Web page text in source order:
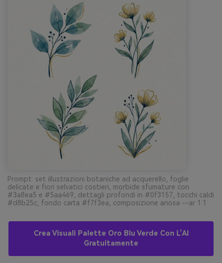
Prompt: set illustrazioni botaniche ad acquerello, foglie
delicate e fiori selvatici costieri, morbide sfumature con
#3a8ea5 e #5aa469, dettagli profondi in #0f3157, tocchi caldi
#d8b25c, fondo carta #f7f3ea, composizione ariosa --ar 1:1
Crea Visuali Palette Oro Blu Verde Con L’AI
Gratuitamente